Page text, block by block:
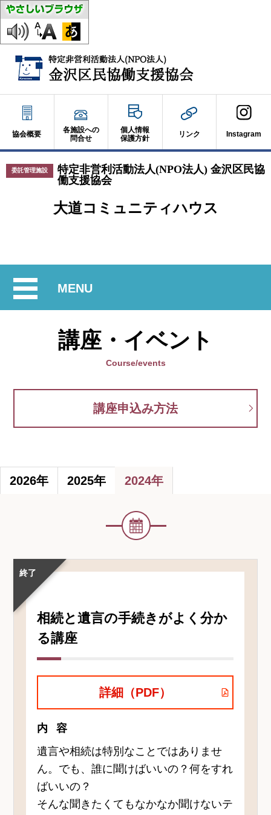
協会概要
各施設への
問合せ
個人情報
保護方針
リンク Instagram
特定非営利活動法人(NPO法人) 金沢区民協
働支援協会
委託管理施設
大道コミュニティハウス
MENU開
閉
講座・イベント
Course/events
講座申込み方法
2026年 2025年 2024年
イ
ベ
ン
ト・
講
終了
相続と遺言の手続きがよく分か
る講座
詳細（PDF）
内容
遺言や相続は特別なことではありませ
ん。でも、誰に聞けばいいの？何をすれ
ばいいの？
そんな聞きたくてもなかなか聞けないテ